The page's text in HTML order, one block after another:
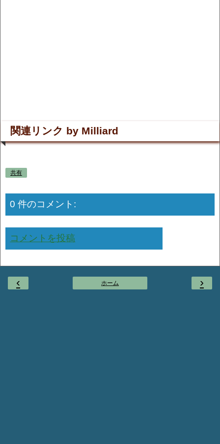
関連リンク by Milliard
共有
0 件のコメント:
コメントを投稿
‹ ›
ホーム